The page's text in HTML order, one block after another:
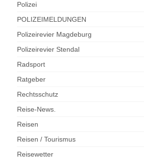
Polizei
POLIZEIMELDUNGEN
Polizeirevier Magdeburg
Polizeirevier Stendal
Radsport
Ratgeber
Rechtsschutz
Reise-News.
Reisen
Reisen / Tourismus
Reisewetter